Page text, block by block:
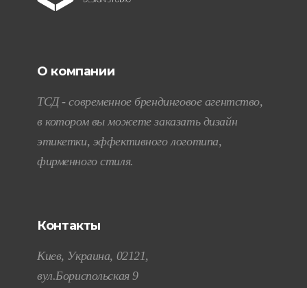
О компании
ТСД - современное брендинговое агентство,
в котором вы можете заказать дизайн
этикетки, эффективного логотипа,
фирменного стиля.
Контакты
Киев, Украина, 02121,
вул.Бориспольская 9